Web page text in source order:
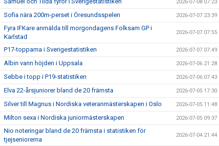
2026-07-08 07:23
Sofia nära 200m-perset i Öresundsspelen 2026-07-07 23:39
Fyra IFKare anmälda till morgondagens Folksam GP i
Karlstad
2026-07-07 07:55
P17-topparna i Sverigestatistiken 2026-07-07 07:49
Albin vann höjden i Uppsala 2026-07-06 21:28
Sebbe i topp i P19-statistiken 2026-07-06 07:43
Elva 22-årsjuniorer bland de 20 främsta 2026-07-05 17:30
Silver till Magnus i Nordiska veteranmästerskapen i Oslo 2026-07-05 11:48
Milton sexa i Nordiska juniormästerskapen 2026-07-05 09:37
Nio noteringar bland de 20 främsta i statistiken för
tjejseniorerna
2026-07-04 21:44